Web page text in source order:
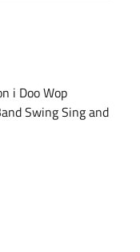
i Doo Wop
Swing Sing and